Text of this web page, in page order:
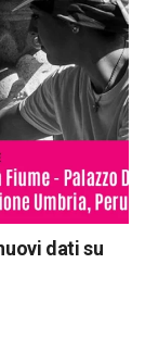
dati su